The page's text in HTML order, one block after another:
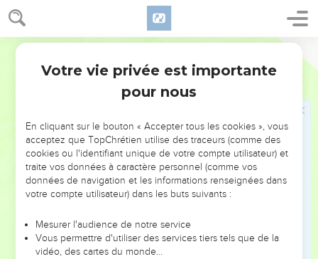
Nombres 31
Une offrande volontaire pour Dieu
Et les capitaines qui avaient charge des milliers de
l'armée, tant les chefs des milliers, que les chefs des
centaines, s'approchèrent de Moïse,
Et lui dirent : Tes serviteurs ont fait le compte des gens de
guerre qui sont sous notre charge, et il ne s'en manque pas
un seul.
C'est pourquoi nous offrons l'offrande de l'Eternel, chacun
ce qu'il s'est trouvé avoir, des joyaux d'or, des jarretières, des
bracelets, des anneaux, des pendants d'oreilles, et des
colliers, afin de faire propitiation pour nos personnes devant
Et Moïse et Eléazar le Sacrificateur reçurent d'eux l'or,
[savoir] toute pièce d'ouvrage.
Votre vie privée est importante
pour nous
En cliquant sur le bouton « Accepter tous les cookies », vous
acceptez que TopChrétien utilise des traceurs (comme des
cookies ou l'identifiant unique de votre compte utilisateur) et
traite vos données à caractère personnel (comme vos
données de navigation et les informations renseignées dans
votre compte utilisateur) dans les buts suivants :
Mesurer l'audience de notre service
Vous permettre d'utiliser des services tiers tels que de la
vidéo, des cartes du monde…